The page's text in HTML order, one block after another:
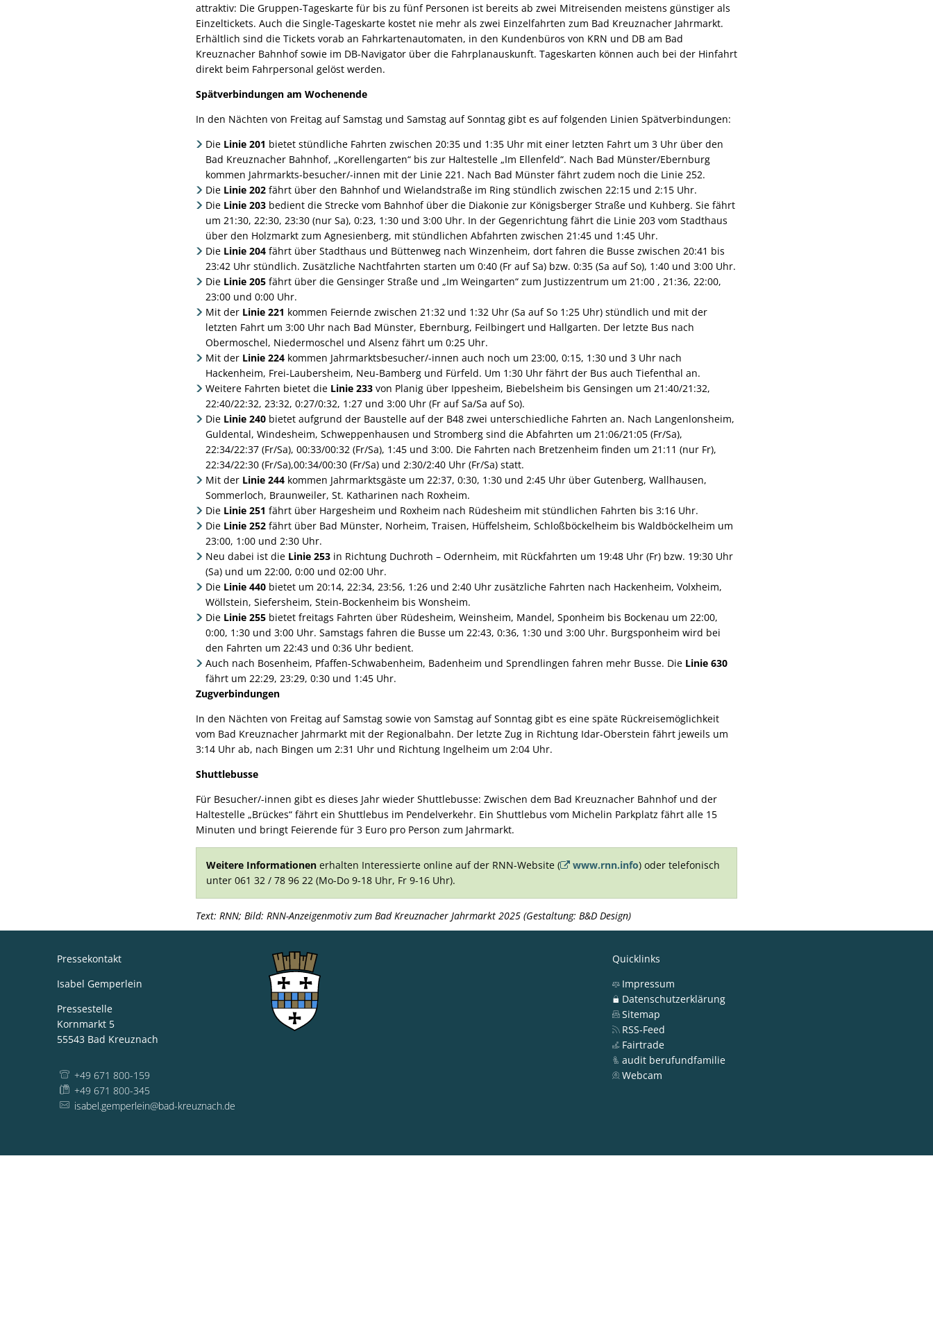
attraktiv: Die Gruppen-Tageskarte für bis zu fünf Personen ist bereits ab zwei Mitreisenden meistens günstiger als
Einzeltickets. Auch die Single-Tageskarte kostet nie mehr als zwei Einzelfahrten zum Bad Kreuznacher Jahrmarkt.
Erhältlich sind die Tickets vorab an Fahrkartenautomaten, in den Kundenbüros von KRN und DB am Bad
Kreuznacher Bahnhof sowie im DB-Navigator über die Fahrplanauskunft. Tageskarten können auch bei der Hinfahrt
direkt beim Fahrpersonal gelöst werden.
Spätverbindungen am Wochenende
In den Nächten von Freitag auf Samstag und Samstag auf Sonntag gibt es auf folgenden Linien Spätverbindungen:
Die Linie 201 bietet stündliche Fahrten zwischen 20:35 und 1:35 Uhr mit einer letzten Fahrt um 3 Uhr über den
Bad Kreuznacher Bahnhof, „Korellengarten“ bis zur Haltestelle „Im Ellenfeld“. Nach Bad Münster/Ebernburg
kommen Jahrmarkts-besucher/-innen mit der Linie 221. Nach Bad Münster fährt zudem noch die Linie 252.
Die Linie 202fährt über den Bahnhof und Wielandstraße im Ring stündlich zwischen 22:15 und 2:15 Uhr.
Die Linie 203bedient die Strecke vom Bahnhof über die Diakonie zur Königsberger Straße und Kuhberg. Sie fährt
um 21:30, 22:30, 23:30 (nur Sa), 0:23, 1:30 und 3:00 Uhr. In der Gegenrichtung fährt die Linie 203 vom Stadthaus
über den Holzmarkt zum Agnesienberg, mit stündlichen Abfahrten zwischen 21:45 und 1:45 Uhr.
Die Linie 204fährt über Stadthaus und Büttenweg nach Winzenheim, dort fahren die Busse zwischen 20:41 bis
23:42 Uhr stündlich. Zusätzliche Nachtfahrten starten um 0:40 (Fr auf Sa) bzw. 0:35 (Sa auf So), 1:40 und 3:00 Uhr.
Die Linie 205fährt über die Gensinger Straße und „Im Weingarten“ zum Justizzentrum um 21:00 , 21:36, 22:00,
23:00 und 0:00 Uhr.
Mit der Linie 221 kommen Feiernde zwischen 21:32 und 1:32 Uhr (Sa auf So 1:25 Uhr) stündlich und mit der
letzten Fahrt um 3:00 Uhr nach Bad Münster, Ebernburg, Feilbingert und Hallgarten. Der letzte Bus nach
Obermoschel, Niedermoschel und Alsenz fährt um 0:25 Uhr.
Mit der Linie 224kommen Jahrmarktsbesucher/-innen auch noch um 23:00, 0:15, 1:30 und 3 Uhr nach
Hackenheim, Frei-Laubersheim, Neu-Bamberg und Fürfeld. Um 1:30 Uhr fährt der Bus auch Tiefenthal an.
Weitere Fahrten bietet die Linie 233von Planig über Ippesheim, Biebelsheim bis Gensingen um 21:40/21:32,
22:40/22:32, 23:32, 0:27/0:32, 1:27 und 3:00 Uhr (Fr auf Sa/Sa auf So).
Die Linie 240bietet aufgrund der Baustelle auf der B48 zwei unterschiedliche Fahrten an. Nach Langenlonsheim,
Guldental, Windesheim, Schweppenhausen und Stromberg sind die Abfahrten um 21:06/21:05 (Fr/Sa),
22:34/22:37 (Fr/Sa), 00:33/00:32 (Fr/Sa), 1:45 und 3:00. Die Fahrten nach Bretzenheim finden um 21:11 (nur Fr),
22:34/22:30 (Fr/Sa),00:34/00:30 (Fr/Sa) und 2:30/2:40 Uhr (Fr/Sa) statt.
Mit der Linie 244kommen Jahrmarktsgäste um 22:37, 0:30, 1:30 und 2:45 Uhr über Gutenberg, Wallhausen,
Sommerloch, Braunweiler, St. Katharinen nach Roxheim.
Die Linie 251 fährt über Hargesheim und Roxheim nach Rüdesheim mit stündlichen Fahrten bis 3:16 Uhr.
Die Linie 252fährt über Bad Münster, Norheim, Traisen, Hüffelsheim, Schloßböckelheim bis Waldböckelheim um
23:00, 1:00 und 2:30 Uhr.
Neu dabei ist die Linie 253in Richtung Duchroth – Odernheim, mit Rückfahrten um 19:48 Uhr (Fr) bzw. 19:30 Uhr
(Sa) und um 22:00, 0:00 und 02:00 Uhr.
Die Linie 440bietet um 20:14, 22:34, 23:56, 1:26 und 2:40 Uhr zusätzliche Fahrten nach Hackenheim, Volxheim,
Wöllstein, Siefersheim, Stein-Bockenheim bis Wonsheim.
Die Linie 255bietet freitags Fahrten über Rüdesheim, Weinsheim, Mandel, Sponheim bis Bockenau um 22:00,
0:00, 1:30 und 3:00 Uhr. Samstags fahren die Busse um 22:43, 0:36, 1:30 und 3:00 Uhr. Burgsponheim wird bei
den Fahrten um 22:43 und 0:36 Uhr bedient.
Auch nach Bosenheim, Pfaffen-Schwabenheim, Badenheim und Sprendlingen fahren mehr Busse. Die Linie 630
fährt um 22:29, 23:29, 0:30 und 1:45 Uhr.
Zugverbindungen
In den Nächten von Freitag auf Samstag sowie von Samstag auf Sonntag gibt es eine späte Rückreisemöglichkeit
vom Bad Kreuznacher Jahrmarkt mit der Regionalbahn. Der letzte Zug in Richtung Idar-Oberstein fährt jeweils um
3:14 Uhr ab, nach Bingen um 2:31 Uhr und Richtung Ingelheim um 2:04 Uhr.
Shuttlebusse
Für Besucher/-innen gibt es dieses Jahr wieder Shuttlebusse: Zwischen dem Bad Kreuznacher Bahnhof und der
Haltestelle „Brückes“ fährt ein Shuttlebus im Pendelverkehr. Ein Shuttlebus vom Michelin Parkplatz fährt alle 15
Minuten und bringt Feierende für 3 Euro pro Person zum Jahrmarkt.
Weitere Informationen erhalten Interessierte online auf der RNN-Website ( www.rnn.info) oder telefonisch
unter 061 32 / 78 96 22 (Mo-Do 9-18 Uhr, Fr 9-16 Uhr).
Text: RNN; Bild: RNN-Anzeigenmotiv zum Bad Kreuznacher Jahrmarkt 2025 (Gestaltung: B&D Design)
Pressekontakt
Isabel Gemperlein
Pressestelle
Kornmarkt 5
55543 Bad Kreuznach
+49 671 800-159
+49 671 800-345
isabel.gemperlein@bad-kreuznach.de
Quicklinks
Impressum
Datenschutzerklärung
Sitemap
RSS-Feed
Fairtrade
audit berufundfamilie
Webcam